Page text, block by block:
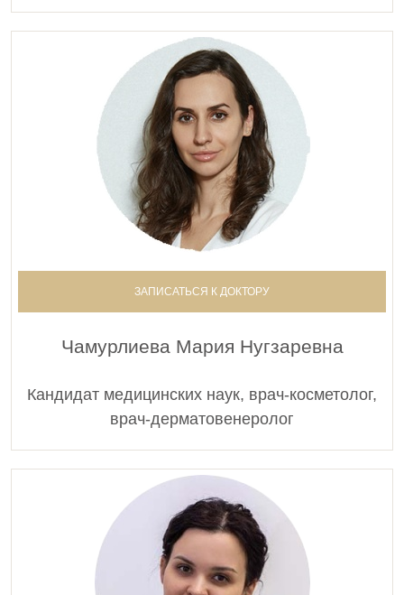
ЗАПИСАТЬСЯ К ДОКТОРУ
Чамурлиева Мария Нугзаревна
Кандидат медицинских наук, врач-косметолог,
врач-дерматовенеролог